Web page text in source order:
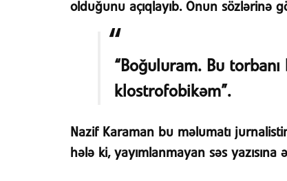
olduğunu açıqlayıb. Onun sözlərinə
“Boğuluram. Bu torbanı
klostrofobikəm”.
Nazif Karaman bu məlumatı
hələ ki, yayımlanmayan səs yazısına